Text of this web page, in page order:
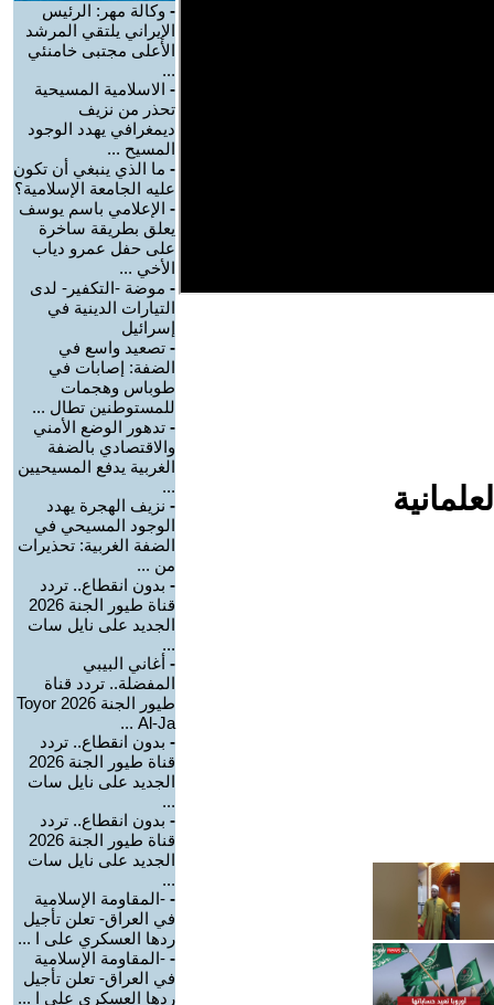
- وكالة مهر: الرئيس
الإيراني يلتقي المرشد
الأعلى مجتبى خامنئي
...
- الاسلامية المسيحية
تحذر من نزيف
ديمغرافي يهدد الوجود
المسيح ...
- ما الذي ينبغي أن تكون
عليه الجامعة الإسلامية؟
- الإعلامي باسم يوسف
يعلق بطريقة ساخرة
على حفل عمرو دياب
الأخي ...
- موضة -التكفير- لدى
التيارات الدينية في
إسرائيل
- تصعيد واسع في
الضفة: إصابات في
طوباس وهجمات
للمستوطنين تطال ...
- تدهور الوضع الأمني
والاقتصادي بالضفة
الغربية يدفع المسيحيين
...
- نزيف الهجرة يهدد
الوجود المسيحي في
الضفة الغربية: تحذيرات
من ...
- بدون انقطاع.. تردد
قناة طيور الجنة 2026
الجديد على نايل سات
...
- أغاني البيبي
المفضلة.. تردد قناة
طيور الجنة 2026 Toyor
Al-Ja ...
- بدون انقطاع.. تردد
قناة طيور الجنة 2026
الجديد على نايل سات
...
- بدون انقطاع.. تردد
قناة طيور الجنة 2026
الجديد على نايل سات
...
- -المقاومة الإسلامية
في العراق- تعلن تأجيل
ردها العسكري على ا ...
- -المقاومة الإسلامية
في العراق- تعلن تأجيل
ردها العسكري على ا ...